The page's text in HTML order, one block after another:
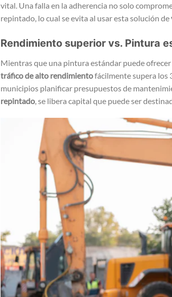
vital. Una falla en la adherencia no solo
repintado, lo cual se evita al usar esta solución de
Rendimiento superior vs. Pintura
Mientras que una pintura estándar puede
tráfico de alto rendimientofácilmente supera los
municipios planificar presupuestos de
repintado, se libera capital que puede ser